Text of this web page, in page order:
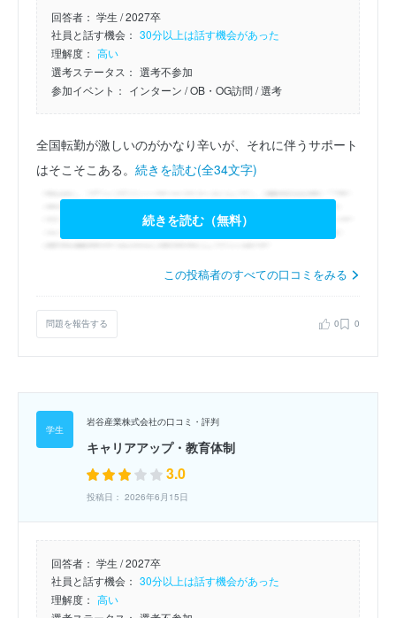
回答者： 学生 / 2027卒
社員と話す機会： 30分以上は話す機会があった
理解度： 高い
選考ステータス： 選考不参加
参加イベント： インターン / OB・OG訪問/ 選考
全国転勤が激しいのがかなり辛いが、それに伴うサポート
はそこそこある。 続きを読む(全34文字)
続きを読む（無料）
この投稿者のすべての口コミをみる
問題を報告する 0 0
岩谷産業株式会社の口コミ・評判
キャリアアップ・教育体制
3.0
投稿日： 2026年6月15日
回答者： 学生 / 2027卒
社員と話す機会： 30分以上は話す機会があった
理解度： 高い